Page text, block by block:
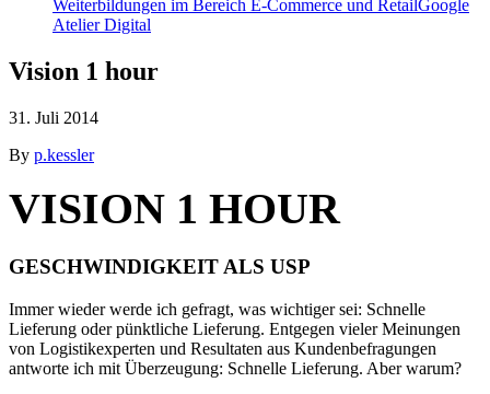
Weiterbildungen im Bereich E-Commerce und RetailGoogle
Atelier Digital
Vision 1 hour
31. Juli 2014
By p.kessler
VISION 1 HOUR
GESCHWINDIGKEIT ALS USP
Immer wieder werde ich gefragt, was wichtiger sei: Schnelle
Lieferung oder pünktliche Lieferung. Entgegen vieler Meinungen
von Logistikexperten und Resultaten aus Kundenbefragungen
antworte ich mit Überzeugung: Schnelle Lieferung. Aber warum?